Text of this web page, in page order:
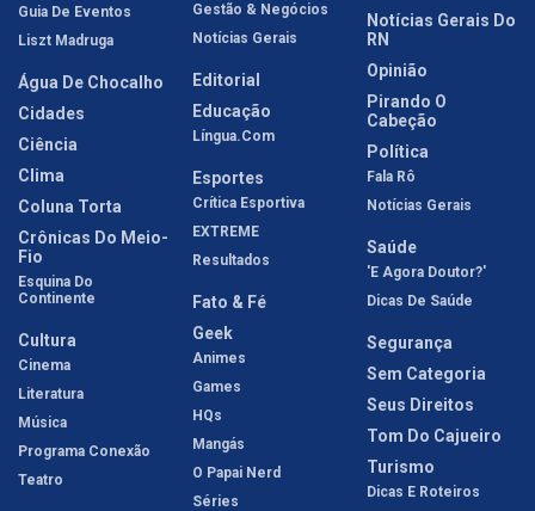
Guia De Eventos
Liszt Madruga
Água De Chocalho
Cidades
Ciência
Clima
Coluna Torta
Crônicas Do Meio-
Fio
Esquina Do
Continente
Cultura
Cinema
Literatura
Música
Programa Conexão
Teatro
Gestão & Negócios
Notícias Gerais
Editorial
Educação
Língua.com
Esportes
Crítica Esportiva
EXTREME
Resultados
Fato & Fé
Geek
Animes
Games
HQs
Mangás
O Papai Nerd
Séries
Notícias Gerais Do
RN
Opinião
Pirando O
Cabeção
Política
Fala Rô
Notícias Gerais
Saúde
'E Agora Doutor?'
Dicas De Saúde
Segurança
Sem Categoria
Seus Direitos
Tom Do Cajueiro
Turismo
Dicas E Roteiros